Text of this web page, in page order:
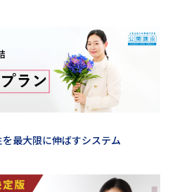
最大限に伸ばすシステム